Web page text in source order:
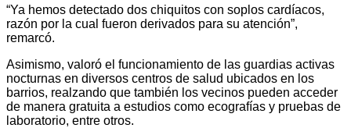
“Ya hemos detectado dos chiquitos con soplos cardíacos,
razón por la cual fueron derivados para su atención”,
remarcó.
Asimismo, valoró el funcionamiento de las guardias activas
nocturnas en diversos centros de salud ubicados en los
barrios, realzando que también los vecinos pueden acceder
de manera gratuita a estudios como ecografías y pruebas de
laboratorio, entre otros.